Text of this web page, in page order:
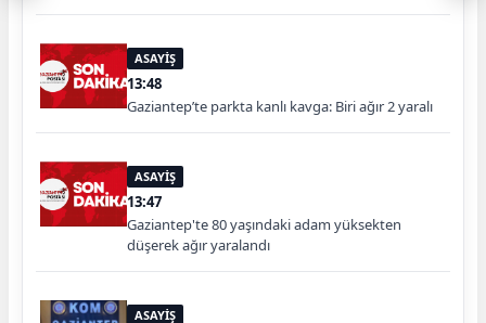
ASAYİŞ
13:48
Gaziantep’te parkta kanlı kavga: Biri ağır 2 yaralı
ASAYİŞ
13:47
Gaziantep'te 80 yaşındaki adam yüksekten
düşerek ağır yaralandı
ASAYİŞ